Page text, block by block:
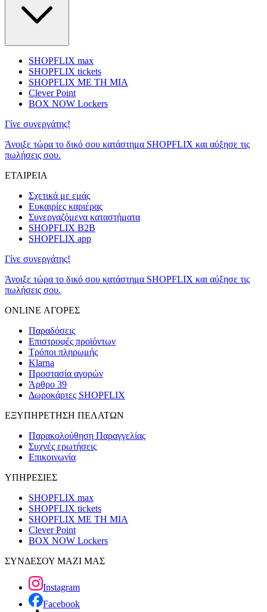
SHOPFLIX max
SHOPFLIX tickets
SHOPFLIX ΜΕ ΤΗ ΜΙΑ
Clever Point
BOX NOW Lockers
Γίνε συνεργάτης!
Άνοιξε τώρα το δικό σου κατάστημα SHOPFLIX και αύξησε τις
πωλήσεις σου.
ΕΤΑΙΡΕΙΑ
Σχετικά με εμάς
Ευκαιρίες καριέρας
Συνεργαζόμενα καταστήματα
SHOPFLIX B2B
SHOPFLIX app
Γίνε συνεργάτης!
Άνοιξε τώρα το δικό σου κατάστημα SHOPFLIX και αύξησε τις
πωλήσεις σου.
ONLINE ΑΓΟΡΕΣ
Παραδόσεις
Επιστροφές προϊόντων
Τρόποι πληρωμής
Klarna
Προστασία αγορών
Άρθρο 39
Δωροκάρτες SHOPFLIX
ΕΞΥΠΗΡΕΤΗΣΗ ΠΕΛΑΤΩΝ
Παρακολούθηση Παραγγελίας
Συχνές ερωτήσεις
Επικοινωνία
ΥΠΗΡΕΣΙΕΣ
SHOPFLIX max
SHOPFLIX tickets
SHOPFLIX ΜΕ ΤΗ ΜΙΑ
Clever Point
BOX NOW Lockers
ΣΥΝΔΕΣΟΥ ΜΑΖΙ ΜΑΣ
Instagram
Facebook